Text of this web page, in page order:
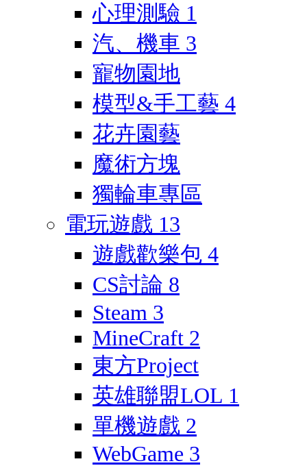
心理測驗 1
汽、機車 3
寵物園地
模型&手工藝 4
花卉園藝
魔術方塊
獨輪車專區
電玩遊戲 13
遊戲歡樂包 4
CS討論 8
Steam 3
MineCraft 2
東方Project
英雄聯盟LOL 1
單機遊戲 2
WebGame 3